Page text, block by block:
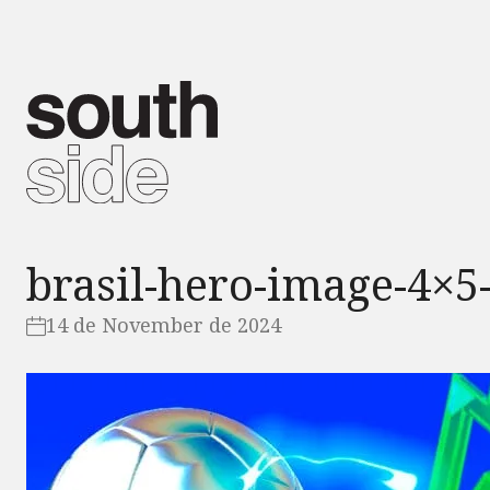
brasil-hero-image-
14 de November de 2024